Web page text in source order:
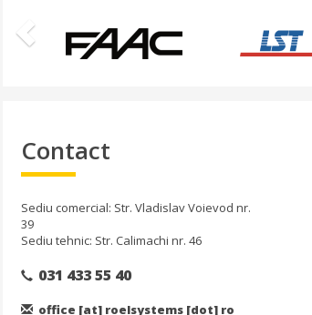
Contact
Sediu comercial: Str. Vladislav Voievod nr.
39
Sediu tehnic: Str. Calimachi nr. 46
031 433 55 40
office [at] roelsystems [dot] ro